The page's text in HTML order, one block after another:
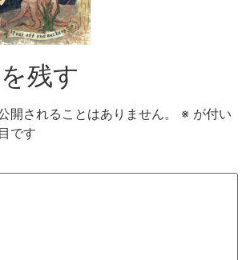
残す
開されることはありません。 ※ が付い
です